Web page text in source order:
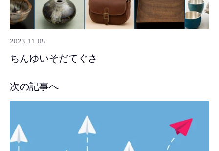
2023-11-05
ちんゆいそだてぐさ
次の記事へ